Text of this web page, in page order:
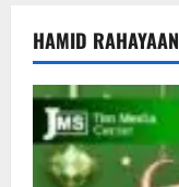
HAMID RAHAYAAN